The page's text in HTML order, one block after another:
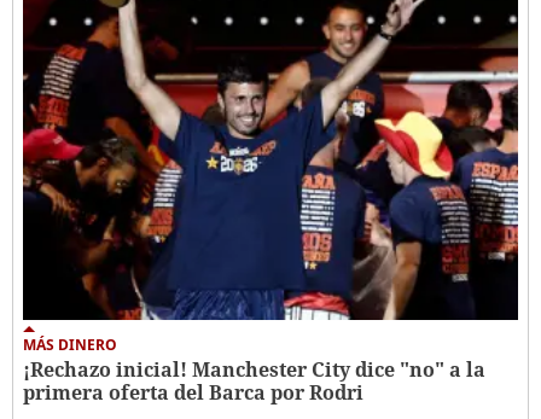
MÁS DINERO
¡Rechazo inicial! Manchester City dice "no" a la
primera oferta del Barca por Rodri